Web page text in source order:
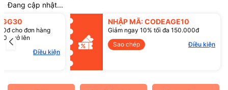
Đang cập nhật...
cho đơn hàng
trở lên
Điều kiện
NHẬP MÃ: CODEAGE10
Giảm ngay 10% tối đa 150.000đ
Sao chép
Điều kiện
Mã giảm giá:
Điều kiện: